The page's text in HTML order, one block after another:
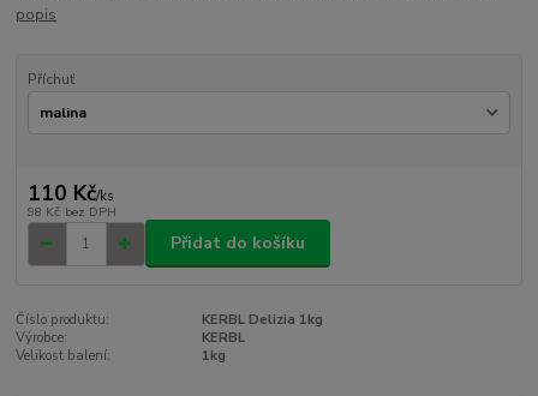
popis
Příchuť
110 Kč/ks
98 Kč bez DPH
Přidat do košíku
Číslo produktu:
KERBL Delizia 1kg
Výrobce:
KERBL
Velikost balení:
1kg